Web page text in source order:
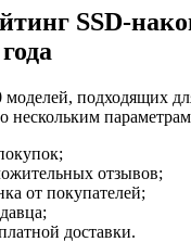
SSD-
моделей, подходящих
нескольким
отзывов;
от покупателей;
доставки.